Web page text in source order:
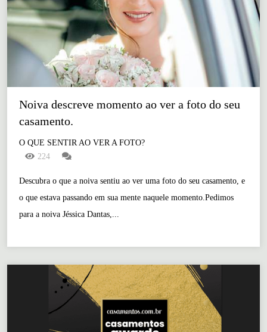
Noiva descreve momento ao ver a foto do seu
casamento.
O QUE SENTIR AO VER A FOTO?
224
Descubra o que a noiva sentiu ao ver uma foto do seu casamento, e
o que estava passando em sua mente naquele momento.Pedimos
para a noiva Jéssica Dantas,...